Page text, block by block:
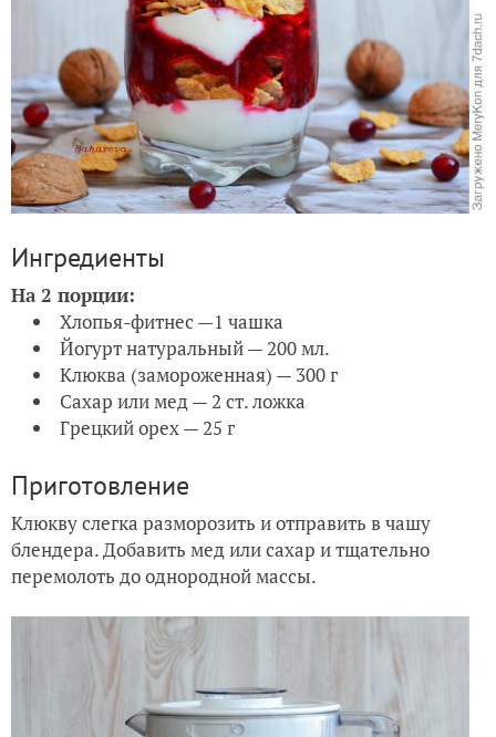
Ингредиенты
На 2 порции:
Хлопья-фитнес —1 чашка
Йогурт натуральный — 200 мл.
Клюква (замороженная) — 300 г
Сахар или мед — 2 ст. ложка
Грецкий орех — 25 г
Приготовление
Клюкву слегка разморозить и отправить в чашу
блендера. Добавить мед или сахар и тщательно
перемолоть до однородной массы.